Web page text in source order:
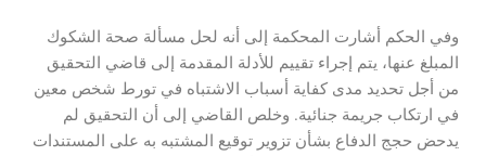
وفي الحكم أشارت المحكمة إلى أنه لحل مسألة صحة الشكوك
المبلغ عنها، يتم إجراء تقييم للأدلة المقدمة إلى قاضي التحقيق
من أجل تحديد مدى كفاية أسباب الاشتباه في تورط شخص معين
في ارتكاب جريمة جنائية. وخلص القاضي إلى أن التحقيق لم
يدحض حجج الدفاع بشأن تزوير توقيع المشتبه به على المستندات